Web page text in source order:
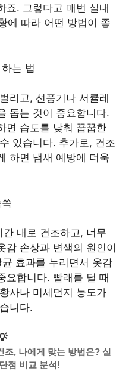
죠. 그렇다고 매번 실내
에 따라 어떤 방법이 좋
는 법
리고, 선풍기나 서큘레
돕는 것이 중요합니다.
면 습도를 낮춰 꿉꿉한
있습니다. 추가로, 건조
하면 냄새 예방에 더욱
내로 건조하고, 너무
감 손상과 변색의 원인이
효과를 누리면서 옷감
요합니다. 빨래를 털 때
사나 미세먼지 농도가
니다.
, 나에게 맞는 방법은? 실
점 비교 분석!